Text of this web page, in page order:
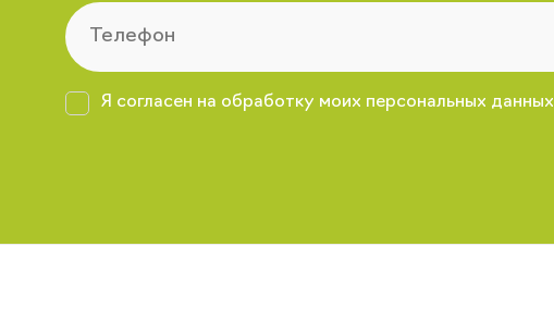
Я согласен на обработку моих персональных данных